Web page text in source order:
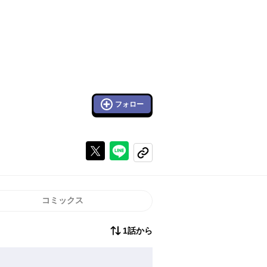
フォロー
Xで投稿するラインでシェアする
コピーする
コミックス
1話から